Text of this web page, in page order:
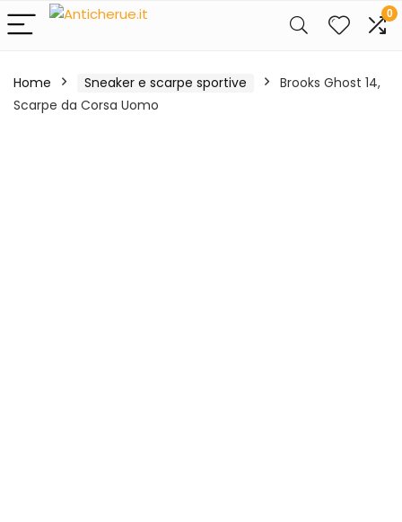
0
Home Sneaker e scarpe sportive
Brooks Ghost 14,
Scarpe da Corsa Uomo